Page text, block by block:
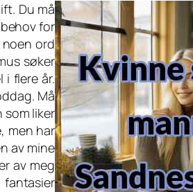
Du må
for
ord
søker
flere år.
Må
som liker
men har
av mine
av meg